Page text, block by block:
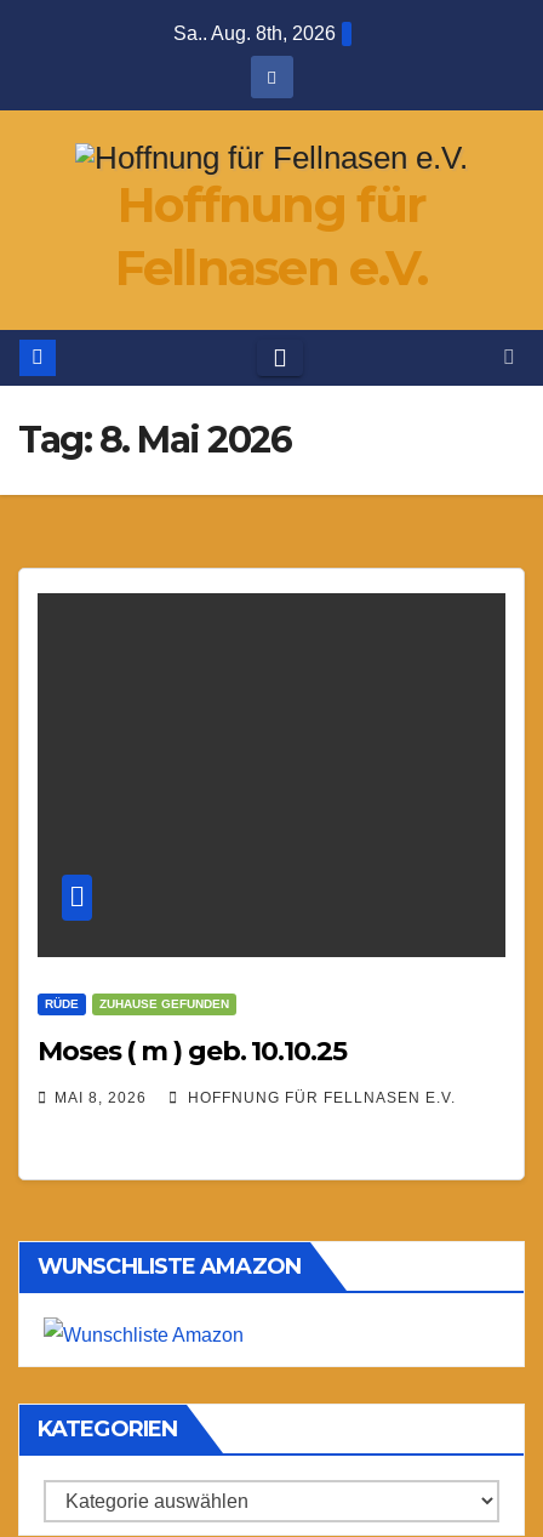
Sa.. Aug. 8th, 2026
Hoffnung für
Fellnasen e.V.
Tag:8. Mai 2026
RÜDE ZUHAUSE GEFUNDEN
Moses ( m ) geb. 10.10.25
MAI 8, 2026 HOFFNUNG FÜR FELLNASEN E.V.
WUNSCHLISTE AMAZON
KATEGORIEN
Kategorien